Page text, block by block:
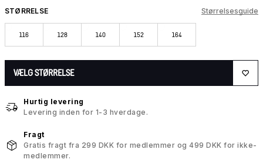
STØRRELSE Størrelsesguide
116 128 140 152 164
VÆLG STØRRELSE
Hurtig levering
Levering inden for 1-3 hverdage.
Fragt
Gratis fragt fra 299 DKK for medlemmer og 499 DKK for ikke-
medlemmer.